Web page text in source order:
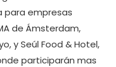
para empresas
de Ámsterdam,
y Seúl Food & Hotel,
participarán mas